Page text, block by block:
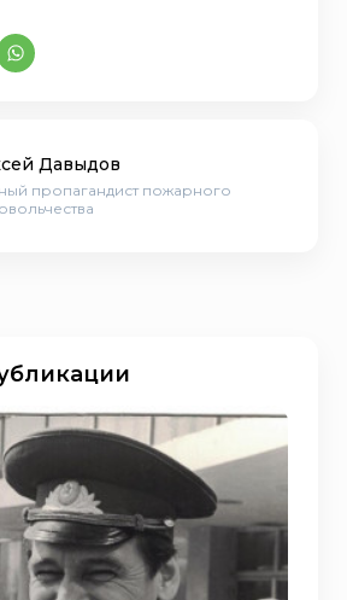
Давыдов
пропагандист пожарного